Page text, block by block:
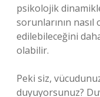
psikolojik
sorunlarının nasıl
edilebileceğini
olabilir.
Peki siz,
duyuyorsunuz?